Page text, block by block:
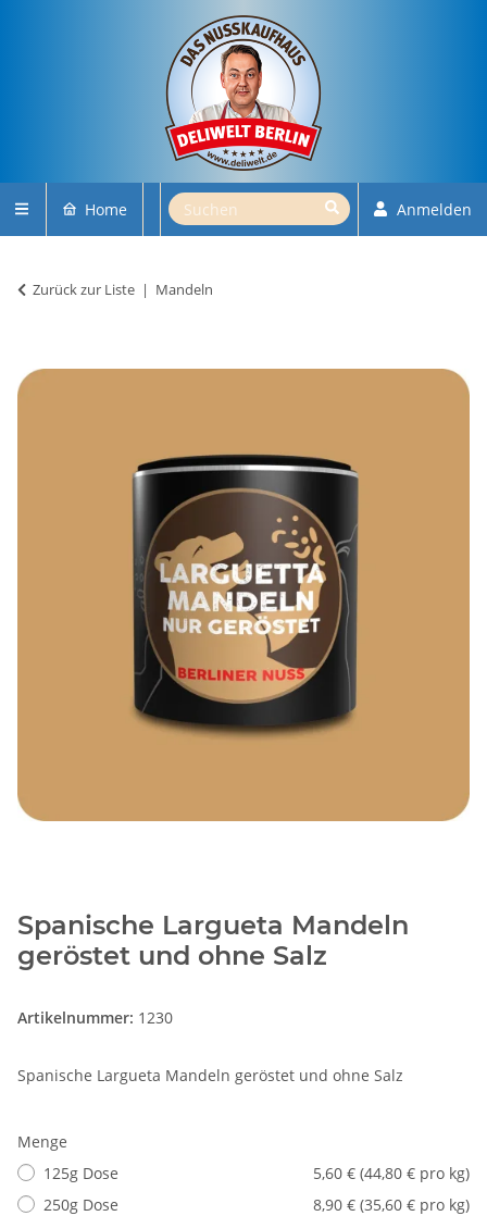
Home Anmelden
Zurück zur Liste Mandeln
Spanische Largueta Mandeln
geröstet und ohne Salz
Artikelnummer: 1230
Spanische Largueta Mandeln geröstet und ohne Salz
Menge
125g Dose
5,60 € (44,80 € pro kg)
250g Dose
8,90 € (35,60 € pro kg)